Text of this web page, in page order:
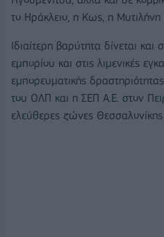
το Ηράκλειο, η Κως, η Μυτιλήνη
Ιδιαίτερη βαρύτητα δίνεται
εμπορίου και στις λιμενικές
εμπορευματικής
του ΟΛΠ και η ΣΕΠ Α.Ε. στον
ελεύθερες ζώνες Θεσσαλονίκης